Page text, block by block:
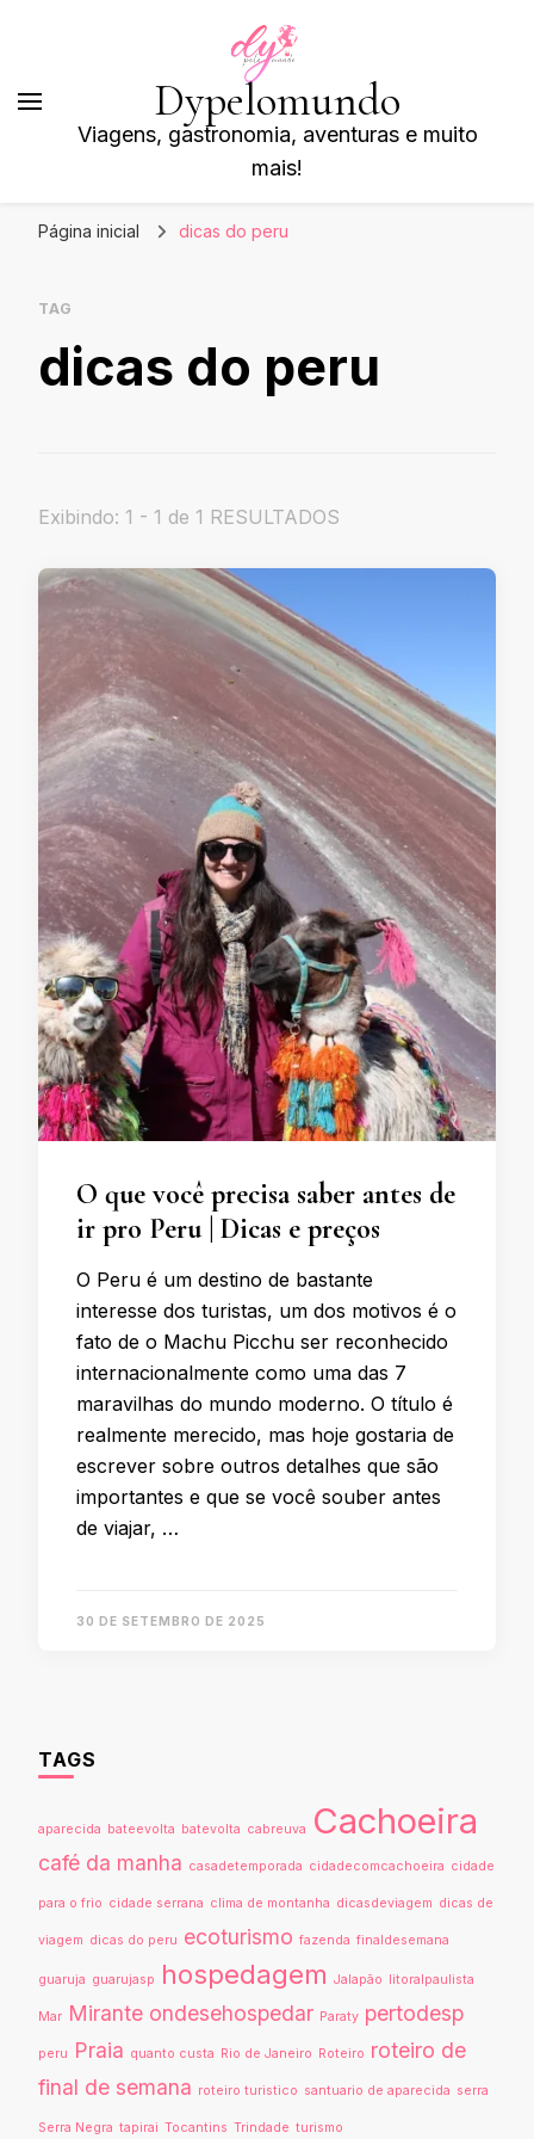
Dypelomundo
Viagens, gastronomia, aventuras e muito
mais!
Página inicial dicas do peru
TAG
dicas do peru
Exibindo: 1 - 1 de 1 RESULTADOS
O que você precisa saber antes de
ir pro Peru | Dicas e preços
O Peru é um destino de bastante
interesse dos turistas, um dos motivos é o
fato de o Machu Picchu ser reconhecido
internacionalmente como uma das 7
maravilhas do mundo moderno. O título é
realmente merecido, mas hoje gostaria de
escrever sobre outros detalhes que são
importantes e que se você souber antes
de viajar, …
30 DE SETEMBRO DE 2025
TAGS
aparecida bateevolta batevolta cabreuva Cachoeira
café da manha casadetemporada cidadecomcachoeira cidade
para o frio cidade serrana clima de montanha dicasdeviagem dicas de
viagem dicas do peru ecoturismo fazenda finaldesemana
guaruja guarujasp hospedagem Jalapão litoralpaulista
Mar Mirante ondesehospedar Paraty pertodesp
peru Praia quanto custa Rio de Janeiro Roteiro roteiro de
final de semana roteiro turistico santuario de aparecida serra
Serra Negra tapirai Tocantins Trindade turismo